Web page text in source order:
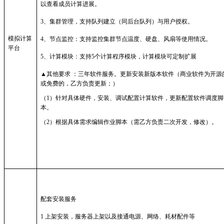
模拟计算
平台
以查看成员计算进展。
3、集群管理，支持队列建立（同后台队列）与用户授权。
4、节点监控：支持监控集群节点温度、硬盘、风扇等使用情况。
5、计算模块：支持5个计算程序模块，计算模块可定制扩展
▲其他要求 ：三年软件服务。更新安装新版本软件（商业软件为开源
或免费的，乙方负责更新 ；）
（ 1）针对具体硬件，安装、调试配置计算软件，更新配置软件调度脚
本。
（2）根据具体需求编辑作业脚本（需乙方负责二次开发，修改 ）。
配套安装服务
1 上架安装，服务器上架以及接通电源、网络、 耗材配件等